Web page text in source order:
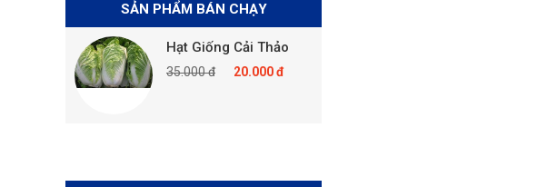
SẢN PHẨM BÁN CHẠY
Hạt Giống Cải Thảo
35.000 đ 20.000 đ